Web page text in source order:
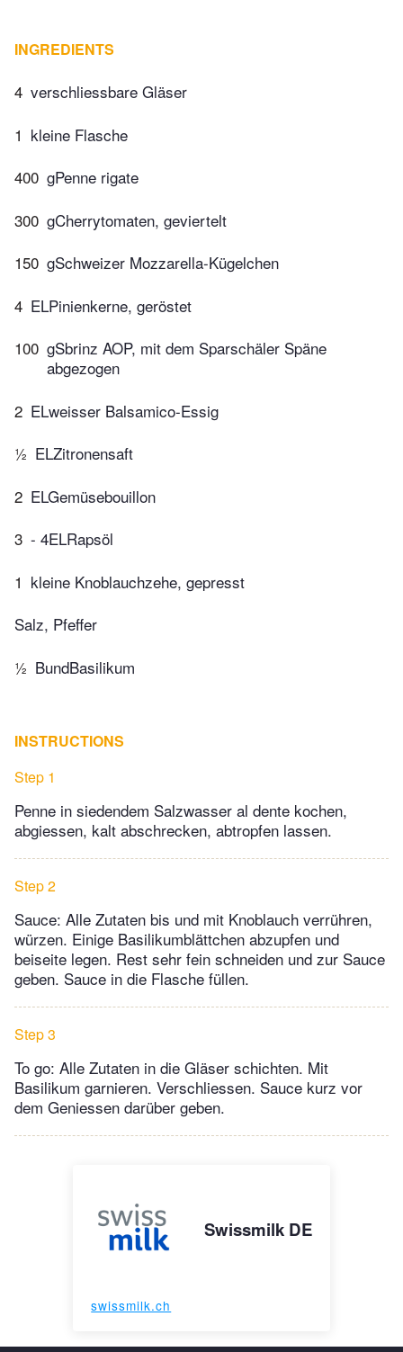
INGREDIENTS
4 verschliessbare Gläser
1 kleine Flasche
400 gPenne rigate
300 gCherrytomaten, geviertelt
150 gSchweizer Mozzarella-Kügelchen
4 ELPinienkerne, geröstet
100 gSbrinz AOP, mit dem Sparschäler Späne
abgezogen
2 ELweisser Balsamico-Essig
½ ELZitronensaft
2 ELGemüsebouillon
3 - 4ELRapsöl
1 kleine Knoblauchzehe, gepresst
Salz, Pfeffer
½ BundBasilikum
INSTRUCTIONS
Step 1
Penne in siedendem Salzwasser al dente kochen,
abgiessen, kalt abschrecken, abtropfen lassen.
Step 2
Sauce: Alle Zutaten bis und mit Knoblauch verrühren,
würzen. Einige Basilikumblättchen abzupfen und
beiseite legen. Rest sehr fein schneiden und zur Sauce
geben. Sauce in die Flasche füllen.
Step 3
To go: Alle Zutaten in die Gläser schichten. Mit
Basilikum garnieren. Verschliessen. Sauce kurz vor
dem Geniessen darüber geben.
Swissmilk DE
swissmilk.ch